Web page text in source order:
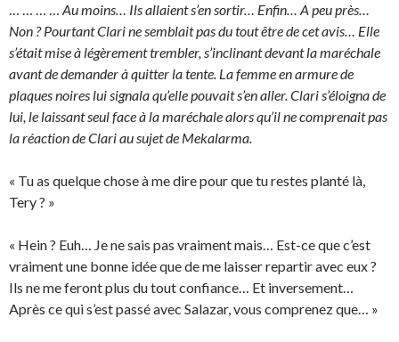
… … … … Au moins… Ils allaient s’en sortir… Enfin… A peu près…
Non ? Pourtant Clari ne semblait pas du tout être de cet avis… Elle
s’était mise à légèrement trembler, s’inclinant devant la maréchale
avant de demander à quitter la tente. La femme en armure de
plaques noires lui signala qu’elle pouvait s’en aller. Clari s’éloigna de
lui, le laissant seul face à la maréchale alors qu’il ne comprenait pas
la réaction de Clari au sujet de Mekalarma.
« Tu as quelque chose à me dire pour que tu restes planté là,
Tery ? »
« Hein ? Euh… Je ne sais pas vraiment mais… Est-ce que c’est
vraiment une bonne idée que de me laisser repartir avec eux ?
Ils ne me feront plus du tout confiance… Et inversement…
Après ce qui s’est passé avec Salazar, vous comprenez que… »